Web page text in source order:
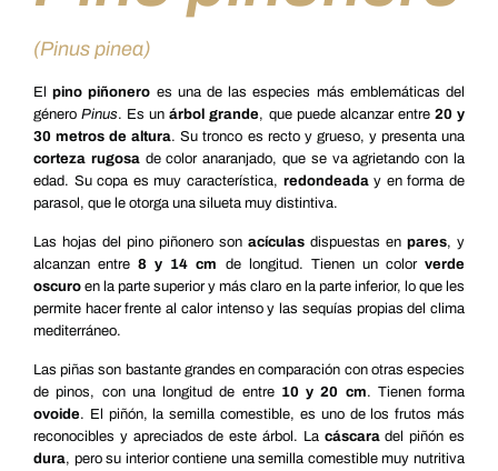
(Pinus pinea)
Elpino piñonero es una de las especies más emblemáticas del
géneroPinus. Es unárbol grande, que puede alcanzar entre 20 y
30 metros de altura. Su tronco es recto y grueso, y presenta una
corteza rugosade color anaranjado, que se va agrietando con la
edad. Su copa es muy característica, redondeaday en forma de
parasol, que le otorga una silueta muy distintiva.
Las hojas del pino piñonero son acículas dispuestas en pares, y
alcanzan entre8 y 14 cm de longitud. Tienen un colorverde
oscuro en la parte superior y más claro en la parte inferior, lo que les
permite hacer frente al calor intenso y las sequías propias del clima
mediterráneo.
Las piñas son bastante grandes en comparación con otras especies
de pinos, con una longitud de entre 10 y 20 cm. Tienen forma
ovoide. El piñón, la semilla comestible, es uno de los frutos más
reconocibles y apreciados de este árbol. La cáscaradel piñón es
dura, pero su interior contiene una semilla comestible muy nutritiva